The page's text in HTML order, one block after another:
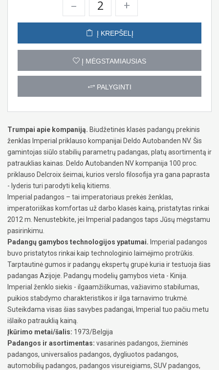
– +
Į KREPŠELĮ
Į MĖGSTAMIAUSIAS
PALYGINTI
Trumpai apie kompaniją. Biudžetinės klasės padangų prekinis
ženklas Imperial priklauso kompanijai Deldo Autobanden NV. Šis
gamintojas siūlo stabilių parametrų padangas, platų asortimentą ir
patrauklias kainas. Deldo Autobanden NV kompanija 100 proc.
priklauso Delcroix šeimai, kurios verslo filosofija yra gana paprasta
- lyderis turi parodyti kelią kitiems.
Imperial padangos – tai imperatoriaus prekės ženklas,
imperatoriškas komfortas už darbo klasės kainą, pristatytas rinkai
2012 m. Nenustebkite, jei Imperial padangos taps Jūsų mėgstamu
pasirinkimu.
Padangų gamybos technologijos ypatumai. Imperial padangos
buvo pristatytos rinkai kaip technologinio laimėjimo protrūkis.
Tarptautinė gumos ir padangų ekspertų grupė kuria ir testuoja šias
padangas Azijoje. Padangų modelių gamybos vieta - Kinija.
Imperial ženklo siekis - ilgaamžiškumas, važiavimo stabilumas,
puikios stabdymo charakteristikos ir ilga tarnavimo trukmė.
Suteikdama visas šias savybes padangai, Imperial tuo pačiu metu
išlaiko patrauklią kainą.
Įkūrimo metai/šalis: 1973/Belgija
Padangos ir asortimentas: vasarinės padangos, žieminės
padangos, universalios padangos, dygliuotos padangos,
automobilių padangos, padangos visureigiams, SUV padangos,